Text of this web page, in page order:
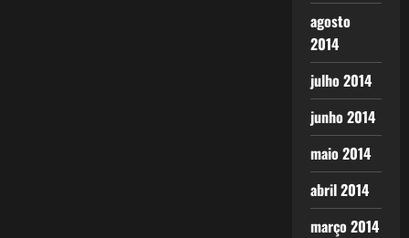
agosto
2014
julho 2014
junho 2014
maio 2014
abril 2014
março 2014